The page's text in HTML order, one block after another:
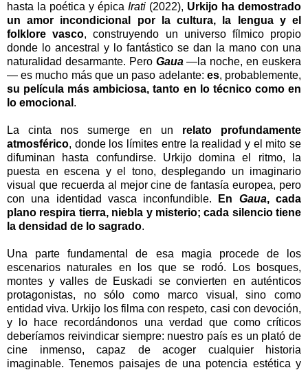
hasta la poética y épica Irati (2022), Urkijo ha demostrado
un amor incondicional por la cultura, la lengua y el
folklore vasco, construyendo un universo fílmico propio
donde lo ancestral y lo fantástico se dan la mano con una
naturalidad desarmante. Pero Gaua—la noche, en euskera
— es mucho más que un paso adelante: es, probablemente,
su película más ambiciosa, tanto en lo técnico como en
lo emocional .
La cinta nos sumerge en un relato profundamente
atmosférico, donde los límites entre la realidad y el mito se
difuminan hasta confundirse. Urkijo domina el ritmo, la
puesta en escena y el tono, desplegando un imaginario
visual que recuerda al mejor cine de fantasía europea, pero
con una identidad vasca inconfundible.
En Gaua, cada
plano respira tierra, niebla y misterio; cada silencio tiene
la densidad de lo sagrado.
Una parte fundamental de esa magia procede de los
escenarios naturales en los que se rodó. Los bosques,
montes y valles de Euskadi se convierten en auténticos
protagonistas, no sólo como marco visual, sino como
entidad viva. Urkijo los filma con respeto, casi con devoción,
y lo hace recordándonos una verdad que como críticos
deberíamos reivindicar siempre: nuestro país es un plató de
cine inmenso, capaz de acoger cualquier historia
imaginable. Tenemos paisajes de una potencia estética y